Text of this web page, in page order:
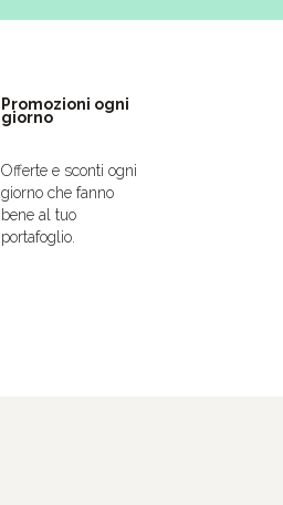
Promozioni ogni
giorno
Offerte e sconti ogni
giorno che fanno
bene al tuo
portafoglio.